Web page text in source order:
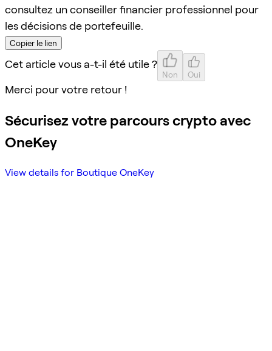
consultez un conseiller financier professionnel pour
les décisions de portefeuille.
Copier le lien
Cet article vous a-t-il été utile ?
Non Oui
Merci pour votre retour !
Sécurisez votre parcours crypto avec
OneKey
View details for Boutique OneKey